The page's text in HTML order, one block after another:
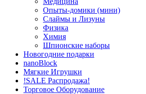
Опыты-домики (мини)
Слаймы и Лизуны
Физика
Химия
Шпионские наборы
Новогодние подарки
nanoBlock
Мягкие Игрушки
!SALE Распродажа!
Торговое Оборудование